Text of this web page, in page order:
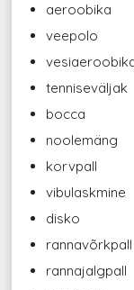
aeroobika
veepolo
tenniseväljak
bocca
noolemäng
korvpall
vibulaskmine
disko
rannavõrkpall
rannajalgpall